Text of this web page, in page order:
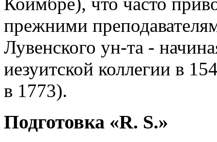
прежними
Лувенского ун-та -
иезуитской коллегии в
в 1773).
Подготовка «R. S.»